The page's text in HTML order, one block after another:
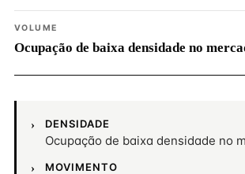
VOLUME
Ocupação de baixa densidade no
DENSIDADE
Ocupação de baixa densidade no
MOVIMENTO